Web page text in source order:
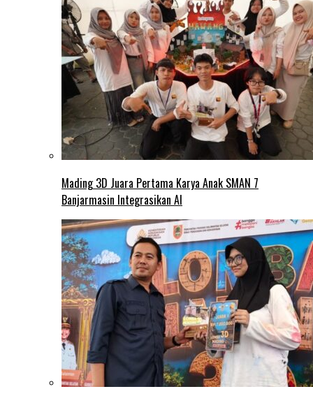
Mading 3D Juara Pertama Karya Anak SMAN 7
Banjarmasin Integrasikan AI